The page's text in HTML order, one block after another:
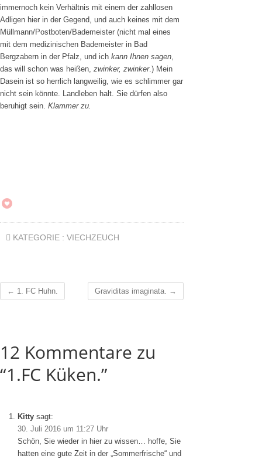
immernoch kein Verhältnis mit einem der zahllosen
Adligen hier in der Gegend, und auch keines mit dem
Müllmann/Postboten/Bademeister (nicht mal eines
mit dem medizinischen Bademeister in Bad
Bergzabern in der Pfalz, und ich kann Ihnen sagen,
das will schon was heißen, zwinker, zwinker.) Mein
Dasein ist so herrlich langweilig, wie es schlimmer gar
nicht sein könnte. Landleben halt. Sie dürfen also
beruhigt sein. Klammer zu.
KATEGORIE : VIECHZEUCH
← 1. FC Huhn. Graviditas imaginata. →
12 Kommentare zu
“1.FC Küken.”
Kitty sagt:
30. Juli 2016 um 11:27 Uhr
Schön, Sie wieder in hier zu wissen… hoffe, Sie
hatten eine gute Zeit in der „Sommerfrische“ und